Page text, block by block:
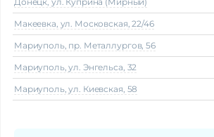
Макеeвка, ул. Московская, 22/46
Мариуполь, пр. Металлургов, 56
Мариуполь, ул. Энгельса, 32
Мариуполь, ул. Киевская, 58